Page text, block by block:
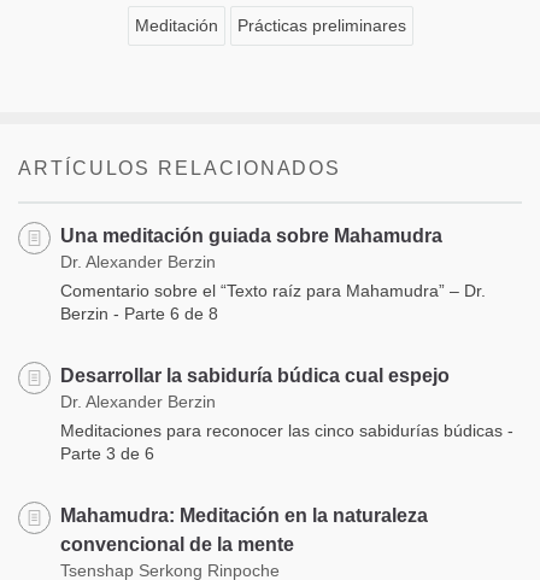
Meditación Prácticas preliminares
ARTÍCULOS RELACIONADOS
Una meditación guiada sobre Mahamudra
Dr. Alexander Berzin
Comentario sobre el “Texto raíz para Mahamudra” – Dr.
Berzin - Parte 6 de 8
Desarrollar la sabiduría búdica cual espejo
Dr. Alexander Berzin
Meditaciones para reconocer las cinco sabidurías búdicas -
Parte 3 de 6
Mahamudra: Meditación en la naturaleza
convencional de la mente
Tsenshap Serkong Rinpoche